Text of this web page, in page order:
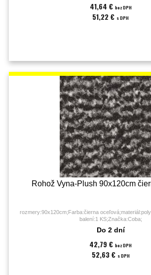
41,64 € bez DPH
51,22 € s DPH
Rohož Vyna-Plush 90x120cm
rozmery:90x120cm;Farba:čierna
balení:1 KS;Značka:Coba;
Do 2 dní
42,79 € bez DPH
52,63 € s DPH